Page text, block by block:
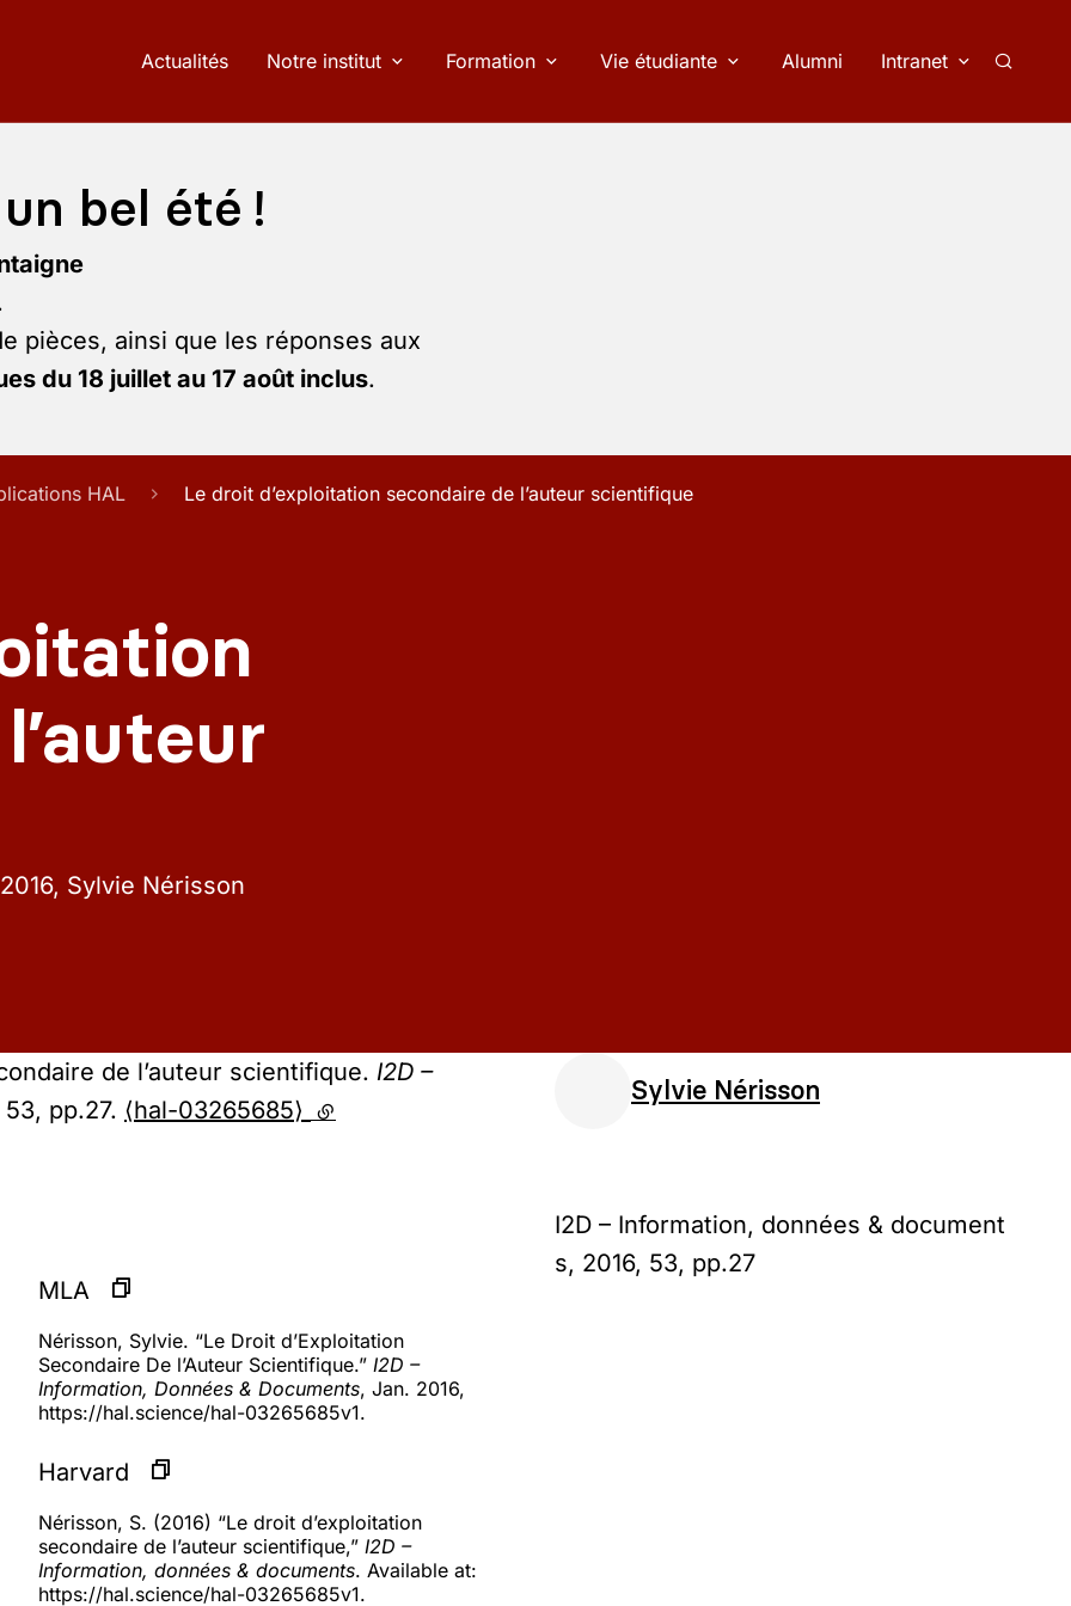
Actualités Notre institut Formation Vie étudiante Alumni Intranet
bel été !
pièces, ainsi que les réponses aux
du 18 juillet au 17 août inclus.
HAL Le droit d’exploitation secondaire de l’auteur scientifique
2016 Sylvie Nérisson
Sylvie Nérisson
I2D – Information, données & document
s, 2016, 53, pp.27
de l’auteur scientifique. I2D –
53, pp.27. ⟨hal-03265685⟩ (lien externe)
MLA
Nérisson, Sylvie. “Le Droit d’Exploitation
Secondaire De l’Auteur Scientifique.” I2D –
Information, Données & Documents, Jan. 2016,
https://hal.science/hal-03265685v1.
Harvard
Nérisson, S. (2016) “Le droit d’exploitation
secondaire de l’auteur scientifique,” I2D –
Information, données & documents. Available at:
https://hal.science/hal-03265685v1.